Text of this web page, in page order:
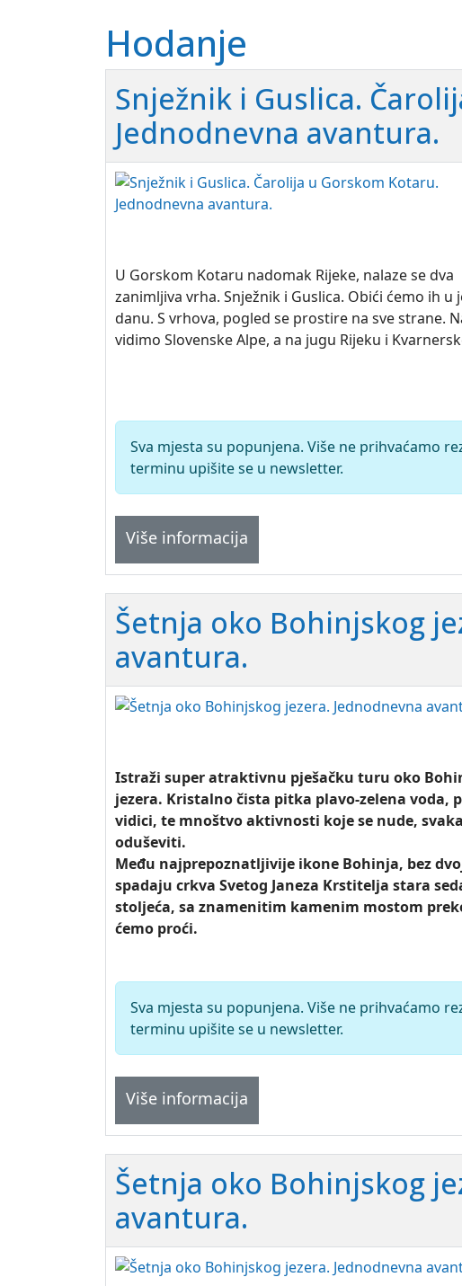
Hodanje
Snježnik i Guslica.
Jednodnevna avantura.
U Gorskom Kotaru nadomak Rijeke, nalaze se dva
zanimljiva vrha. Snježnik i Guslica. Obići ćemo ih u
danu. S vrhova, pogled se prostire na sve strane.
vidimo Slovenske Alpe, a na jugu Rijeku i
Sva mjesta su popunjena. Više ne prihvaćamo
terminu upišite se u newsletter.
Više informacija
Šetnja oko Bohinjskog
avantura.
Istraži super atraktivnu pješačku turu oko
jezera. Kristalno čista pitka plavo-zelena voda,
vidici, te mnoštvo aktivnosti koje se nude,
oduševiti.
Među najprepoznatljivije ikone Bohinja, bez
spadaju crkva Svetog Janeza Krstitelja stara
stoljeća, sa znamenitim kamenim mostom
ćemo proći.
Sva mjesta su popunjena. Više ne prihvaćamo
terminu upišite se u newsletter.
Više informacija
Šetnja oko Bohinjskog
avantura.